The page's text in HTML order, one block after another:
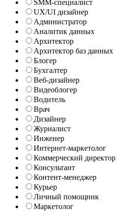
SMM-специалист
UX/UI дизайнер
Администратор
Аналитик данных
Архитектор
Архитектор баз данных
Блогер
Бухгалтер
Веб-дизайнер
Видеоблогер
Водитель
Врач
Дизайнер
Журналист
Инженер
Интернет-маркетолог
Коммерческий директор
Консультант
Контент-менеджер
Курьер
Личный помощник
Маркетолог